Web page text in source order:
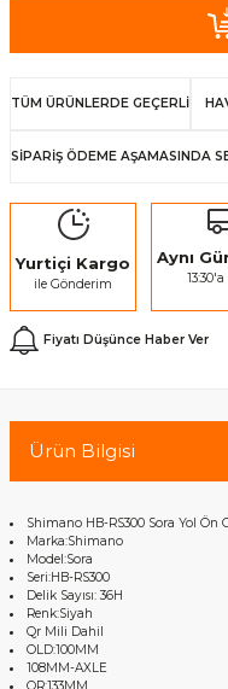
TÜM ÜRÜNLERDE GEÇERLİ
SİPARİŞ ÖDEME AŞAMASINDA
Yurtiçi Kargo
ile Gönderim
Aynı
Fiyatı Düşünce Haber Ver
Ürün Bilgisi
Shimano HB-RS300 Sora Yol Ön
Marka:Shimano
Model:Sora
Seri:HB-RS300
Delik Sayısı: 36H
Renk:Siyah
Qr Mili Dahil
OLD:100MM
108MM-AXLE